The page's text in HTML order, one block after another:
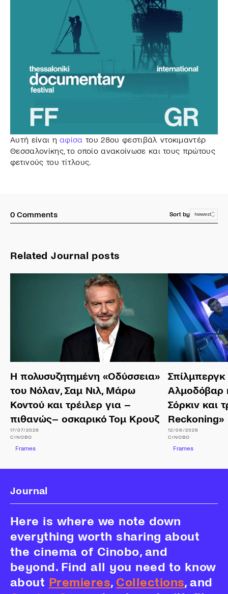
Αυτή είναι ηαφίσα του 28ου φεστιβάλ ντοκιμαντέρ
Θεσσαλονίκης, το οποίο ανακοίνωσε και τους πρώτους
φετινούς του τίτλους.
0 Comments Sort by Newest
Related Journal posts
Η πολυσυζητημένη «Οδύσσεια»
του Νόλαν, Σαμ Νιλ, Μάρω
Κοντού και τρέιλερ για –
πιθανώς– οσκαρικό Τομ Κρουζ
17/07/2026
CINOBO
Frames
Σπίλμπεργκ
Αλμοδόβαρ
Σόρκιν και
Reckoning»
12/06/2026
CINOBO
Frames
Journal
Here is where we note down
everything worth sharing about
the cinema of Cinobo, and
beyond. Find all you need to know
about Premieres, Collections, and